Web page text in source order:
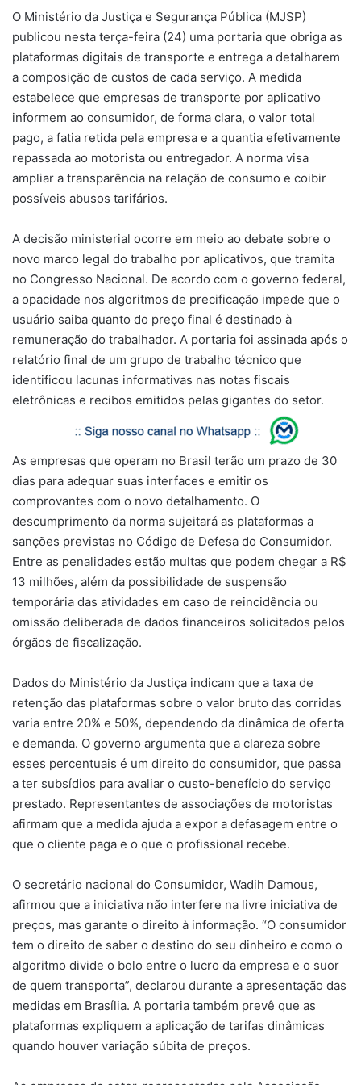
O Ministério da Justiça e Segurança Pública (MJSP)
publicou nesta terça-feira (24) uma portaria que obriga as
plataformas digitais de transporte e entrega a detalharem
a composição de custos de cada serviço. A medida
estabelece que empresas de transporte por aplicativo
informem ao consumidor, de forma clara, o valor total
pago, a fatia retida pela empresa e a quantia efetivamente
repassada ao motorista ou entregador. A norma visa
ampliar a transparência na relação de consumo e coibir
possíveis abusos tarifários.
A decisão ministerial ocorre em meio ao debate sobre o
novo marco legal do trabalho por aplicativos, que tramita
no Congresso Nacional. De acordo com o governo federal,
a opacidade nos algoritmos de precificação impede que o
usuário saiba quanto do preço final é destinado à
remuneração do trabalhador. A portaria foi assinada após o
relatório final de um grupo de trabalho técnico que
identificou lacunas informativas nas notas fiscais
eletrônicas e recibos emitidos pelas gigantes do setor.
As empresas que operam no Brasil terão um prazo de 30
dias para adequar suas interfaces e emitir os
comprovantes com o novo detalhamento. O
descumprimento da norma sujeitará as plataformas a
sanções previstas no Código de Defesa do Consumidor.
Entre as penalidades estão multas que podem chegar a R$
13 milhões, além da possibilidade de suspensão
temporária das atividades em caso de reincidência ou
omissão deliberada de dados financeiros solicitados pelos
órgãos de fiscalização.
Dados do Ministério da Justiça indicam que a taxa de
retenção das plataformas sobre o valor bruto das corridas
varia entre 20% e 50%, dependendo da dinâmica de oferta
e demanda. O governo argumenta que a clareza sobre
esses percentuais é um direito do consumidor, que passa
a ter subsídios para avaliar o custo-benefício do serviço
prestado. Representantes de associações de motoristas
afirmam que a medida ajuda a expor a defasagem entre o
que o cliente paga e o que o profissional recebe.
O secretário nacional do Consumidor, Wadih Damous,
afirmou que a iniciativa não interfere na livre iniciativa de
preços, mas garante o direito à informação. “O consumidor
tem o direito de saber o destino do seu dinheiro e como o
algoritmo divide o bolo entre o lucro da empresa e o suor
de quem transporta”, declarou durante a apresentação das
medidas em Brasília. A portaria também prevê que as
plataformas expliquem a aplicação de tarifas dinâmicas
quando houver variação súbita de preços.